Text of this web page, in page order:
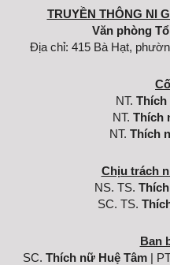
TRUYỀN THÔNG NI
Văn phòng
Địa chỉ: 415 Bà Hạt,
NT. Thích
NT. Thích
NT. Thích
Chịu trách
NS. TS.
SC. TS.
Ban
SC. Thích nữ Huệ Tâm|